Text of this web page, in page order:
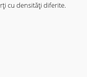
cu densități diferite.